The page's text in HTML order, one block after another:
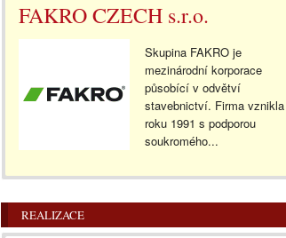
FAKRO CZECH s.r.o.
Skupina FAKRO je
mezinárodní korporace
působící v odvětví
stavebnictví. Firma
roku 1991 s podporou
soukromého...
REALIZACE